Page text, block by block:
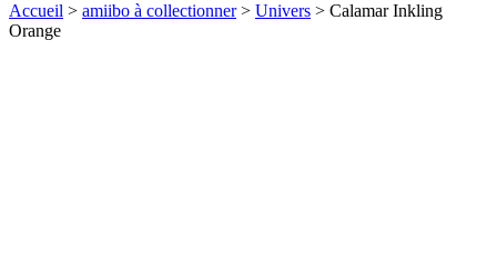
Accueil > amiibo à collectionner> Univers > Calamar Inkling
Orange